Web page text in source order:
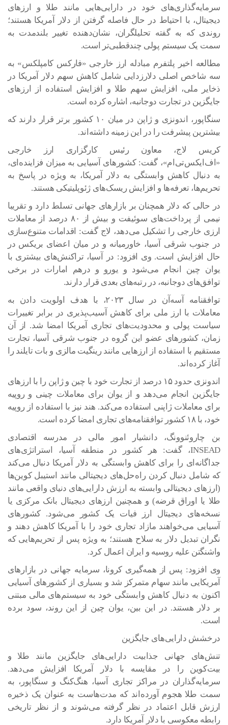
سرمایه‌گذاری‌های خود در دارایی‌هایی مانند طلا و ارزهای
دیجیتال، با احتیاط در حال فاصله گرفتن از دلار آمریکا هستند؛
روندی که به گفته تحلیلگران، نشان‌دهنده تغییر بلندمدت به
سمت یک سیستم پولی چندقطبی‌تر است.
مطالعه اخیر پلتفرم مبادله ارز خارجی «فارکس کامپلکس» به
سه شاخص اصلی دلارزدایی شامل کاهش سهم دلار آمریکا در
ذخایر ملی، افزایش سهم طلا و افزایش استفاده از ارزهای
جایگزین در تجارت دوجانبه، اشاره کرده است.
سنگاپور، اندونزی و ژاپن در میان ۱۰ کشور برتر قرار دارند که
بیشترین پیشرفت را در این زمینه داشته‌اند.
کریس لاج، معاون رئیس کارگزاری ارز خارجی
«اف‌ایکس‌تی‌ام»، گفت: کشورهای آسیایی به میزان فزاینده‌ای،
به دنبال کاهش وابستگی به دلار آمریکا، به ویژه در پاسخ به
تحریم‌ها، تعرفه‌ها و افزایش ریسک‌های ژئوپلیتیکی هستند.
در حالی که دلار همچنان بر بازارهای جهانی تسلط دارد و تقریبا
نیمی از پرداخت‌های سوئیفت و بیش از ۸۰ درصد از معاملات
ارزی خارجی را تشکیل می‌دهد، لاج گفت: اقدامات متنوع‌سازی
در جنوب شرقی آسیا، خاورمیانه و در میان اعضای بریکس در
حال افزایش است. وی افزود: در آسیا، تراکنش‌های بیشتری با
یوان چین انجام می‌شود و یورو و درهم امارات در برخی
توافق‌های دوجانبه، در رتبه‌های بعدی قرار دارند.
توافقنامه آسه‌آن در سال ۲۰۲۳، با هدف اولویت‌ دادن به
معاملات با ارز ملی برای کاهش آسیب‌پذیری در برابر تغییرات
سیاست پولی و محدودیت‌های تجاری آمریکا امضا شد. از آن
زمان، کشورهای عضو این گروه در جنوب شرقی آسیا، تجارت
مستقیم با استفاده از ارزهایی مانند رینگیت مالزی و بات تایلند را
آغاز کرده‌اند.
اندونزی حدود ۱۵ درصد از تجارت خود با چین و ژاپن را با ارزهای
جایگزین انجام می‌دهد و از یوان برای معاملات چینی و روپیه
برای معاملات ژاپنی استفاده می‌کند. هند نیز با استفاده از روپیه
خود، با ۱۸ کشور توافقنامه‌های تجاری امضا کرده است.
بن چاروئنوونگ، دانشیار امور مالی در مدرسه اقتصادی
INSEAD، گفت: هر کشور در منطقه آسیا، استراتژی‌های
جداگانه‌ای را برای کاهش وابستگی به دلار آمریکا دنبال می‌کند
که شامل دنبال کردن راه‌حل‌های دیجیتالی مانند استیبل کوین‌ها
(ارزهای دیجیتالی وابسته به ارزش دارایی‌های دنیای واقعی مانند
طلا یا اوراق قرضه) و همچنین ارزهای دیجیتال بانک مرکزی یا
نسخه‌های دیجیتال ارز فیات یک کشور می‌شود. کشورهای
آسیایی می‌خواهند مازاد تجاری خود را با آمریکا کاهش دهند و
نگران تبدیل دلار به سلاح هستند؛ به ویژه پس از تحریم‌هایی که
واشنگتن علیه روسیه و ایران اعمال کرد.
وی افزود: پس از همه‌گیری کرونا، سرمایه جهانی در بازارهای
آمریکایی مانند سهام متمرکز شد و بسیاری از کشورهای آسیایی
اکنون به دنبال کاهش وابستگی خود به سیستم‌های مالی مبتنی
بر دلار هستند. در این بین، یوان چین از این روند، سود برده
است.
درخشش دارایی‌های جایگزین
تنش‌های جهانی جذابیت دارایی‌های جایگزین مانند طلا و
بیت‌کوین را در مقایسه با دلار آمریکا افزایش می‌دهد.
سرمایه‌گذاران در مراکز تجاری آسیا، هنگ‌کنگ و سنگاپور، به
سمت طلا هجوم آورده‌اند که مدت‌هاست به عنوان یک ذخیره
ارزش قابل اعتماد در نظر گرفته می‌شوند و از نظر تاریخی
رابطه معکوسی با دلار آمریکا دارد.